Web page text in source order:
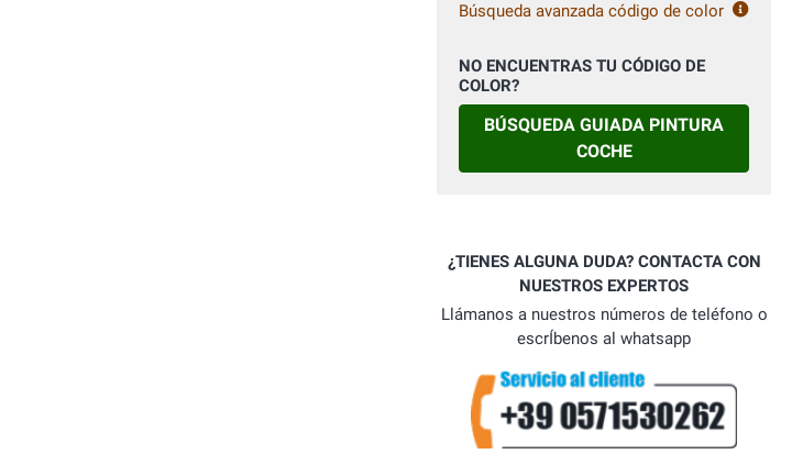
Búsqueda avanzada código de color
NO ENCUENTRAS TU CÓDIGO DE
COLOR?
BÚSQUEDA GUIADA PINTURA
COCHE
¿TIENES ALGUNA DUDA? CONTACTA CON
NUESTROS EXPERTOS
Llámanos a nuestros números de teléfono o
escrÍbenos al whatsapp